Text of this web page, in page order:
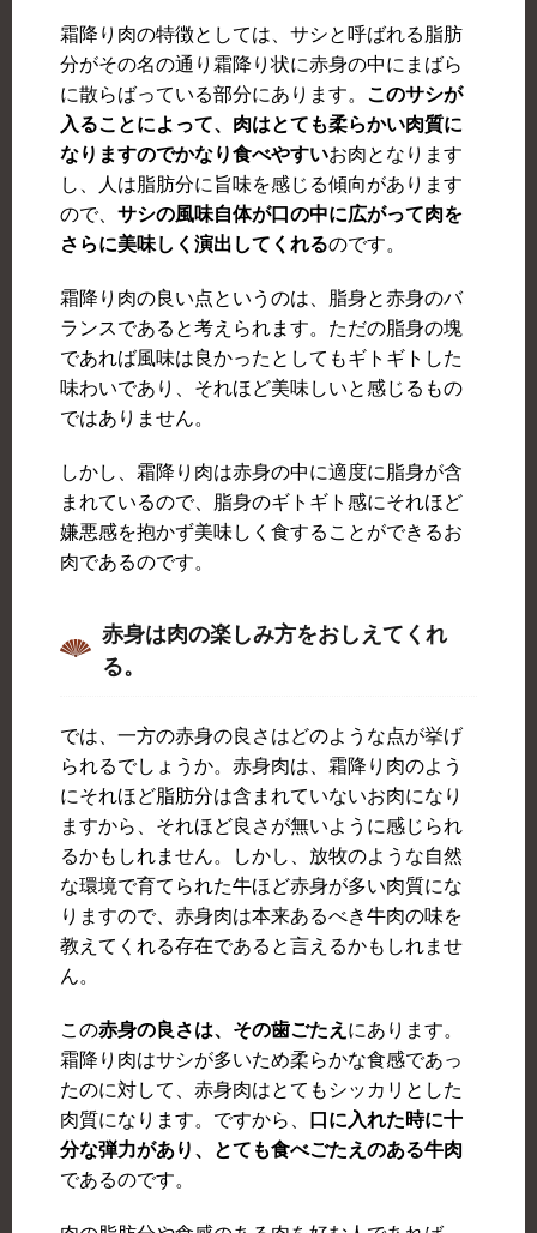
霜降り肉の特徴としては、サシと呼ばれる脂肪
分がその名の通り霜降り状に赤身の中にまばら
に散らばっている部分にあります。 このサシが
入ることによって、肉はとても柔らかい肉質に
なりますのでかなり食べやすいお肉となります
し、人は脂肪分に旨味を感じる傾向があります
ので、 サシの風味自体が口の中に広がって肉を
さらに美味しく演出してくれるのです。
霜降り肉の良い点というのは、脂身と赤身のバ
ランスであると考えられます。ただの脂身の塊
であれば風味は良かったとしてもギトギトした
味わいであり、それほど美味しいと感じるもの
ではありません。
しかし、霜降り肉は赤身の中に適度に脂身が含
まれているので、脂身のギトギト感にそれほど
嫌悪感を抱かず美味しく食することができるお
肉であるのです。
赤身は肉の楽しみ方をおしえてくれ
る。
では、一方の赤身の良さはどのような点が挙げ
られるでしょうか。赤身肉は、霜降り肉のよう
にそれほど脂肪分は含まれていないお肉になり
ますから、それほど良さが無いように感じられ
るかもしれません。しかし、放牧のような自然
な環境で育てられた牛ほど赤身が多い肉質にな
りますので、赤身肉は本来あるべき牛肉の味を
教えてくれる存在であると言えるかもしれませ
ん。
この赤身の良さは、その歯ごたえ にあります。
霜降り肉はサシが多いため柔らかな食感であっ
たのに対して、赤身肉はとてもシッカリとした
肉質になります。ですから、
口に入れた時に十
分な弾力があり、とても食べごたえのある牛肉
であるのです。